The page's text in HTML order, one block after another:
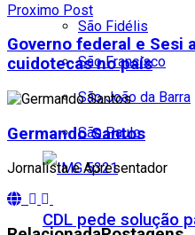
São Fidélis
São Francisco
São João da Barra
São Paulo
CDL pede solução
Proximo Post
Governo federal e Sesi
cuidotecas no país
Germando Santos
Jornalista e Apresentador